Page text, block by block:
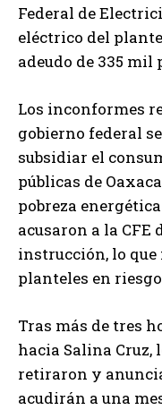
Federal de
eléctrico del
adeudo de 335 mil
Los inconformes
gobierno federal
subsidiar el
públicas de
pobreza
acusaron a la
instrucción, lo que
planteles en
Tras más de tres
hacia Salina Cruz,
retiraron y
acudirán a una